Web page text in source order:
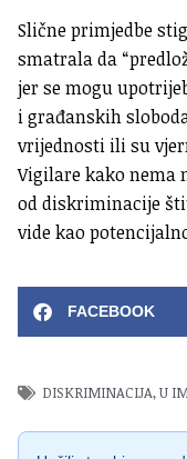
Slične primjedbe
smatrala da
jer se mogu
i građanskih
vrijednosti ili su
Vigilare kako nema
od diskriminacije
vide kao
FACEBOOK
DISKRIMINACIJA,U